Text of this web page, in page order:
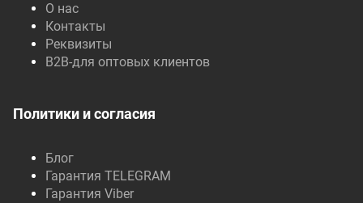
О нас
Контакты
Реквизиты
B2B-для оптовых клиентов
Политики и согласия
Блог
Гарантия TELEGRAM
Гарантия Viber